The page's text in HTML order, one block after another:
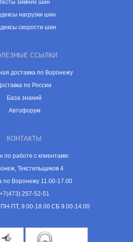
зимних шин
нагрузки шин
скорости шин
ССЫЛКИ
доставка по Воронежу
по России
База знаний
Автофорум
КОНТАКТЫ
по работе с клиентами:
Текстильщиков 4
по Воронежу 11.00-17.00
+7(473) 257-52-51
ПТ, 9.00-18.00 СБ 9.00-14.00